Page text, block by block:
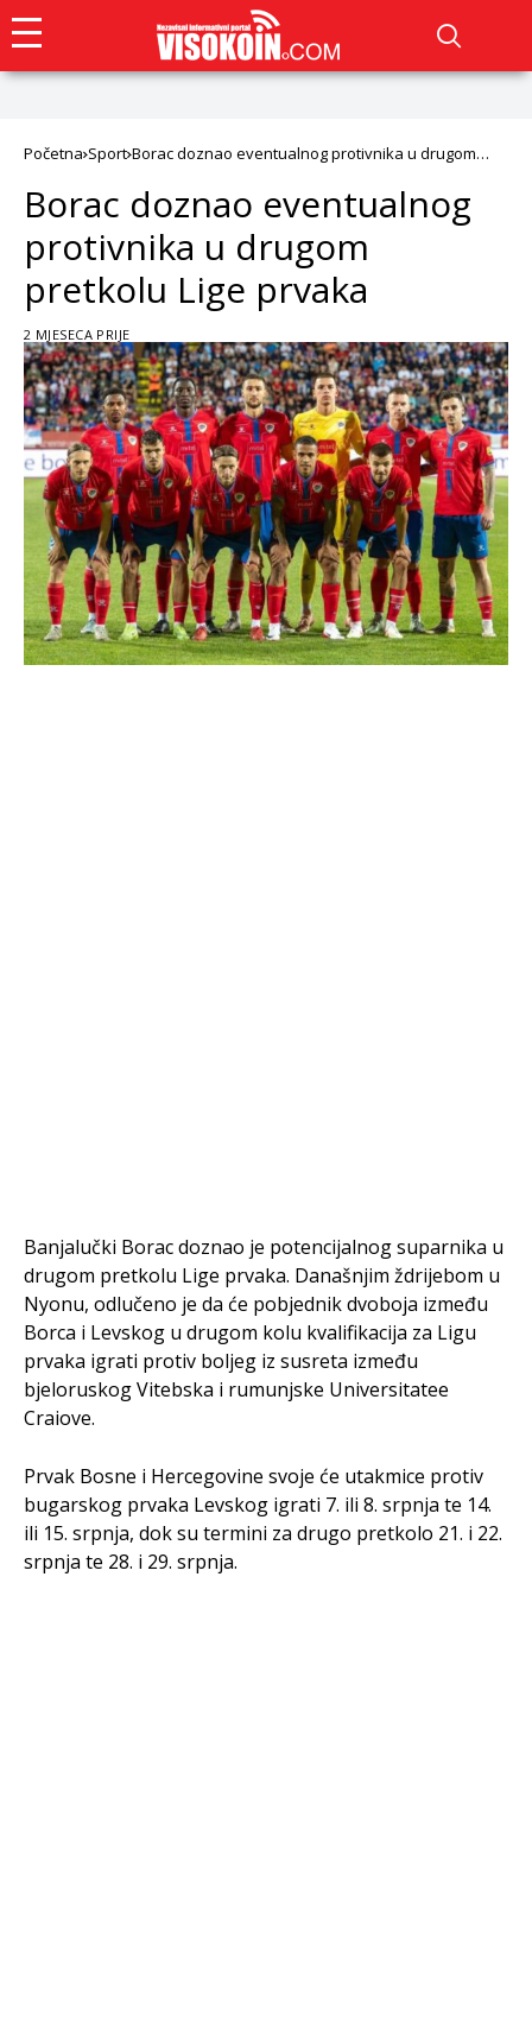
Početna Sport Borac doznao eventualnog protivnika u drugom
Borac doznao eventualnog
protivnika u drugom
pretkolu Lige prvaka
2 MJESECA PRIJE
Banjalučki Borac doznao je potencijalnog suparnika u
drugom pretkolu Lige prvaka. Današnjim ždrijebom u
Nyonu, odlučeno je da će pobjednik dvoboja između
Borca i Levskog u drugom kolu kvalifikacija za Ligu
prvaka igrati protiv boljeg iz susreta između
bjeloruskog Vitebska i rumunjske Universitatee
Craiove.
Prvak Bosne i Hercegovine svoje će utakmice protiv
bugarskog prvaka Levskog igrati 7. ili 8. srpnja te 14.
ili 15. srpnja, dok su termini za drugo pretkolo 21. i 22.
srpnja te 28. i 29. srpnja.